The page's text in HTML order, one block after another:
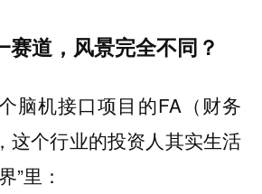
赛道，风景完全不同？
脑机接口项目的FA（财务
这个行业的投资人其实生活
”里：